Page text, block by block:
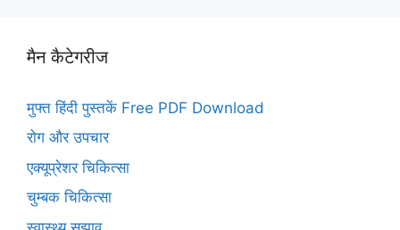
मैन कैटेगरीज
मुफ्त हिंदी पुस्तकें Free PDF Download
रोग और उपचार
एक्यूप्रेशर चिकित्सा
चुम्बक चिकित्सा